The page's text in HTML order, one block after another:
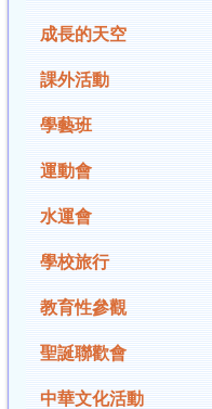
成長的天空
課外活動
學藝班
運動會
水運會
學校旅行
教育性參觀
聖誕聯歡會
中華文化活動